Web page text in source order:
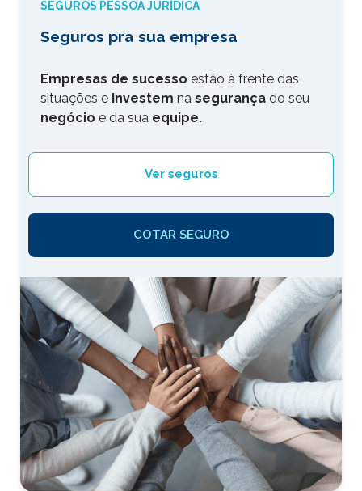
SEGUROS PESSOA JURÍDICA
Seguros pra sua empresa
Empresas de sucesso estão à frente das
situações e investem na segurança do seu
negócio e da sua equipe.
Ver seguros
COTAR SEGURO